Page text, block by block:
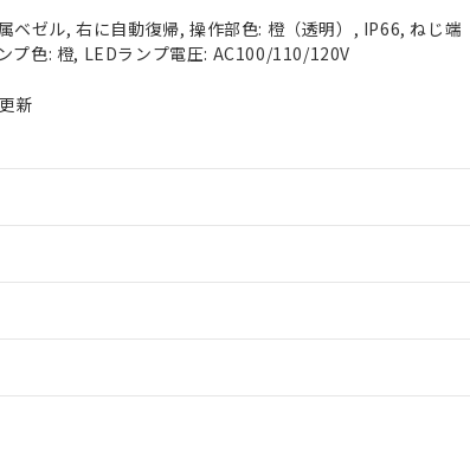
ゼル, 右に自動復帰, 操作部色: 橙（透明）, IP66, ねじ端
プ色: 橙, LEDランプ電圧: AC100/110/120V
新